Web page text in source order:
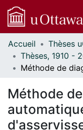
Communautés
et collections
Parcourir
À propos
Accueil
Méthode